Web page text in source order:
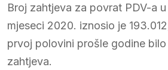
Broj zahtjeva za povrat PDV-a
mjeseci 2020. iznosio je
prvoj polovini prošle godine
zahtjeva.